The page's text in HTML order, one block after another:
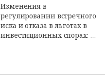
Изменения в
регулировании встречного
иска и отказа в льготах в
инвестиционных спорах: в